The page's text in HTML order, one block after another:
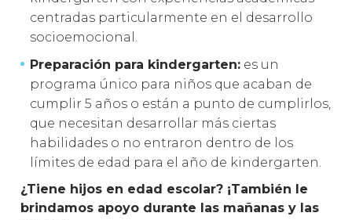
centradas particularmente en el desarrollo
socioemocional.
Preparación para kindergarten: es un
programa único para niños que acaban de
cumplir 5 años o están a punto de cumplirlos,
que necesitan desarrollar más ciertas
habilidades o no entraron dentro de los
límites de edad para el año de kindergarten.
¿Tiene hijos en edad escolar? ¡También le
brindamos apoyo durante las mañanas y las